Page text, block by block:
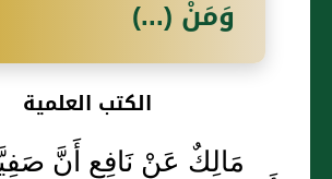
وَمَنْ (...)
الكتب العلمية
مَالِكٌ عَنْ نَافِعٍ أَنَّ